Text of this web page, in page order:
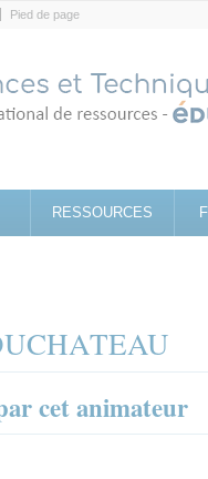
Pied de page
RESSOURCES
cet animateur